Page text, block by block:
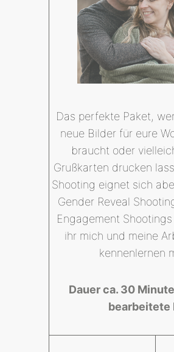
Das perfekte Paket,
neue Bilder für eure
braucht oder
Grußkarten drucken
Shooting eignet sich
Gender Reveal
Engagement
ihr mich und meine
kennenlernen
Dauer ca. 30
bearbeitete